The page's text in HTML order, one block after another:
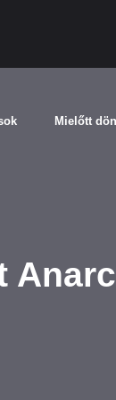
Mielőtt